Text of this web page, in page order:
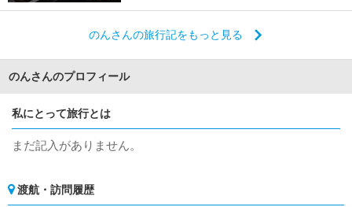
のんさんの旅行記をもっと見る
のんさんのプロフィール
私にとって旅行とは
まだ記入がありません。
渡航・訪問履歴